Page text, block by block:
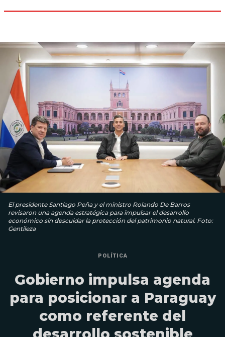
El presidente Santiago Peña y el ministro Rolando De Barros
revisaron una agenda estratégica para impulsar el desarrollo
económico sin descuidar la protección del patrimonio natural. Foto:
Gentileza
POLÍTICA
Gobierno impulsa agenda
para posicionar a Paraguay
como referente del